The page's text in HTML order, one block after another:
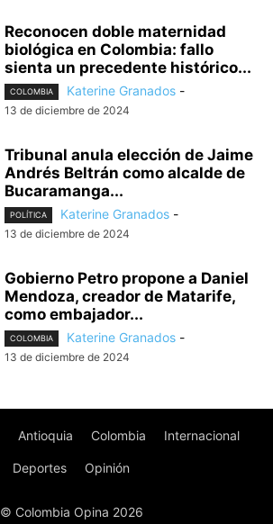
Reconocen doble maternidad
biológica en Colombia: fallo
sienta un precedente histórico...
COLOMBIA Katerine Granados -
13 de diciembre de 2024
Tribunal anula elección de Jaime
Andrés Beltrán como alcalde de
Bucaramanga...
POLÍTICA Katerine Granados -
13 de diciembre de 2024
Gobierno Petro propone a Daniel
Mendoza, creador de Matarife,
como embajador...
COLOMBIA Katerine Granados -
13 de diciembre de 2024
Antioquia Colombia Internacional
Deportes Opinión
© Colombia Opina 2026